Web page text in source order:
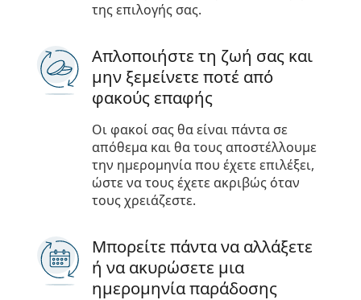
Όλες οι μάρκες
της επιλογής σας.
Απλοποιήστε τη ζωή σας και
μην ξεμείνετε ποτέ από
φακούς επαφής
Οι φακοί σας θα είναι πάντα σε
απόθεμα και θα τους αποστέλλουμε
την ημερομηνία που έχετε επιλέξει,
ώστε να τους έχετε ακριβώς όταν
τους χρειάζεστε.
Μπορείτε πάντα να αλλάξετε
ή να ακυρώσετε μια
ημερομηνία παράδοσης